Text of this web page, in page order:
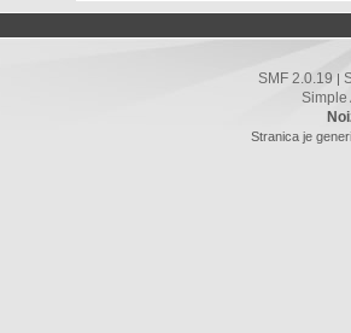
SMF 2.0.19
Simple
Stranica je